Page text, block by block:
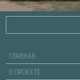
ГЛАВНАЯ
О ПРОЕКТЕ